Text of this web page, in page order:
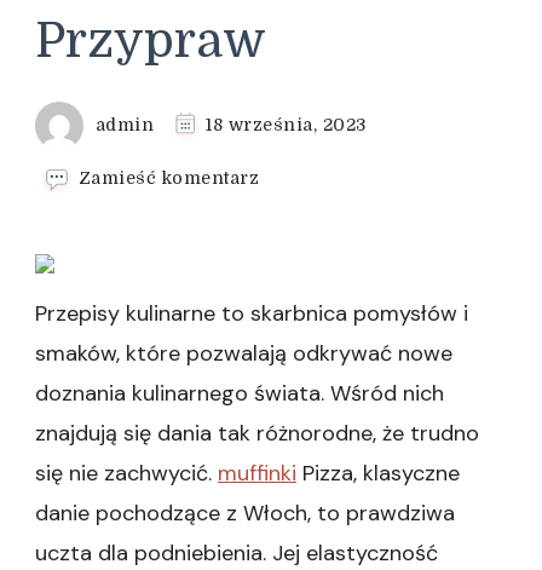
Przypraw
admin 18 września, 2023
Zamieść komentarz
Czterech
Przepisy kulinarne to skarbnica pomysłów i
smaków, które pozwalają odkrywać nowe
doznania kulinarnego świata. Wśród nich
znajdują się dania tak różnorodne, że trudno
się nie zachwycić. muffinki Pizza, klasyczne
danie pochodzące z Włoch, to prawdziwa
uczta dla podniebienia. Jej elastyczność